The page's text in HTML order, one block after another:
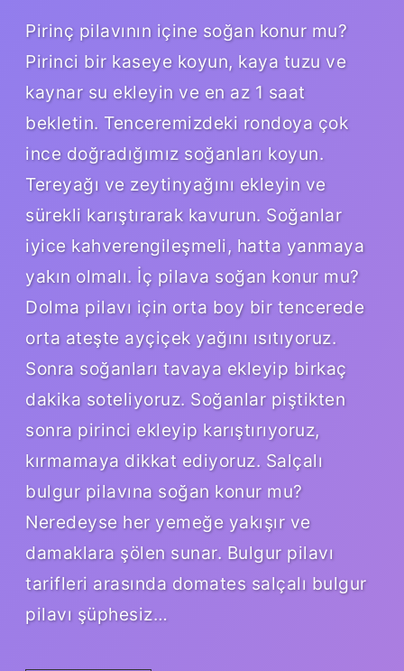
Pirinç pilavının içine soğan konur mu?
Pirinci bir kaseye koyun, kaya tuzu ve
kaynar su ekleyin ve en az 1 saat
bekletin. Tenceremizdeki rondoya çok
ince doğradığımız soğanları koyun.
Tereyağı ve zeytinyağını ekleyin ve
sürekli karıştırarak kavurun. Soğanlar
iyice kahverengileşmeli, hatta yanmaya
yakın olmalı. İç pilava soğan konur mu?
Dolma pilavı için orta boy bir tencerede
orta ateşte ayçiçek yağını ısıtıyoruz.
Sonra soğanları tavaya ekleyip birkaç
dakika soteliyoruz. Soğanlar piştikten
sonra pirinci ekleyip karıştırıyoruz,
kırmamaya dikkat ediyoruz. Salçalı
bulgur pilavına soğan konur mu?
Neredeyse her yemeğe yakışır ve
damaklara şölen sunar. Bulgur pilavı
tarifleri arasında domates salçalı bulgur
pilavı şüphesiz…